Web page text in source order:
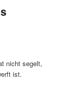
nicht segelt,
ist.